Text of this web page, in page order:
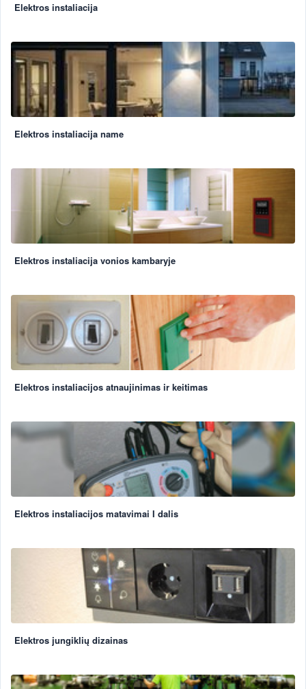
Elektros instaliacija
Elektros instaliacija name
Elektros instaliacija vonios kambaryje
Elektros instaliacijos atnaujinimas ir keitimas
Elektros instaliacijos matavimai I dalis
Elektros jungiklių dizainas